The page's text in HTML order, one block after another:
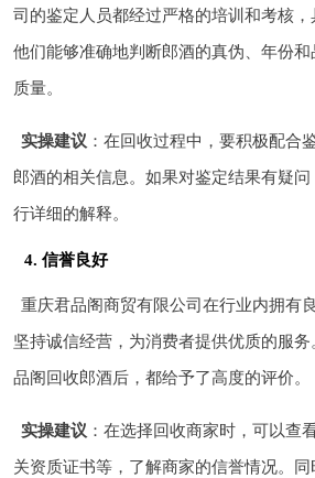
司的鉴定人员都经过严格的培训和考核，
他们能够准确地判断郎酒的真伪、年份
质量。
实操建议 ：在回收过程中，要积极配合
郎酒的相关信息。如果对鉴定结果有疑
行详细的解释。
4. 信誉良好
重庆君品阁商贸有限公司在行业内拥有
坚持诚信经营，为消费者提供优质的服
品阁回收郎酒后，都给予了高度的评价。
实操建议 ：在选择回收商家时，可以查
关资质证书等，了解商家的信誉情况。